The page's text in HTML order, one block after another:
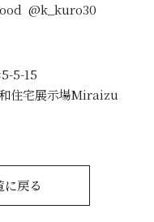
@k_kuro30
5-15
和住宅展示場Miraizu
に戻る